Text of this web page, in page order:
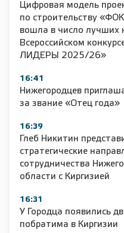
Цифровая модель
по строительству
вошла в число лучших
Всероссийском
ЛИДЕРЫ 2025/26»
16:41
Нижегородцев
за звание «Отец года»
16:39
Глеб Никитин
стратегические
сотрудничества
области с Киргизией
16:31
У Городца появились
побратима в Киргизии